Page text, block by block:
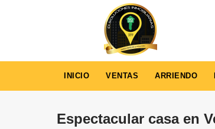
INICIO VENTAS ARRIENDO
Espectacular casa en